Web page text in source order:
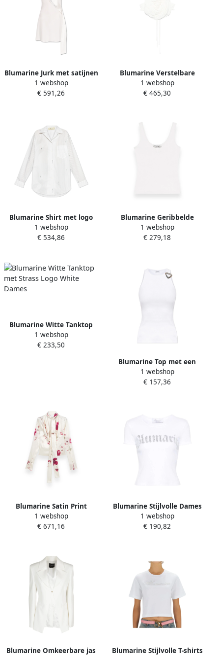
Blumarine Jurk met satijnen
ceintuur White Dames
1 webshop
€ 591,26
Blumarine Verstelbare
Spaghettibandjes Top White
Dames
1 webshop
€ 465,30
Blumarine Shirt met logo
White Dames
1 webshop
€ 534,86
Blumarine Geribbelde
Tanktop White Dames
1 webshop
€ 279,18
Blumarine Witte Tanktop
met Strass Logo White
Dames
1 webshop
€ 233,50
Blumarine Top met een
hartvormige applicatie
White Dames
1 webshop
€ 157,36
Blumarine Satin Print
Blouse White Dames
1 webshop
€ 671,16
Blumarine Stijlvolle Dames
T-shirts Polos White Dames
1 webshop
€ 190,82
Blumarine Omkeerbare jas Blumarine Stijlvolle T-shirts